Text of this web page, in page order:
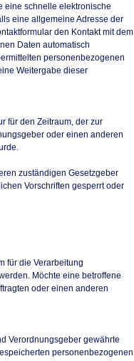
eine schnelle elektronische
eine allgemeine Adresse der
den Kontakt mit dem
Daten automatisch
personenbezogenen
Weitergabe dieser
für den Zeitraum, der zur
oder einen anderen
zuständigen Gesetzgeber
Vorschriften gesperrt oder
für die Verarbeitung
Möchte eine betroffene
oder einen anderen
Verordnungsgeber gewährte
personenbezogenen